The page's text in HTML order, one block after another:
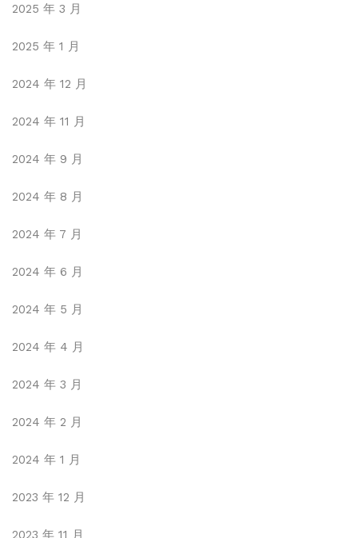
2025 年 3 月
2025 年 1 月
2024 年 12 月
2024 年 11 月
2024 年 9 月
2024 年 8 月
2024 年 7 月
2024 年 6 月
2024 年 5 月
2024 年 4 月
2024 年 3 月
2024 年 2 月
2024 年 1 月
2023 年 12 月
2023 年 11 月